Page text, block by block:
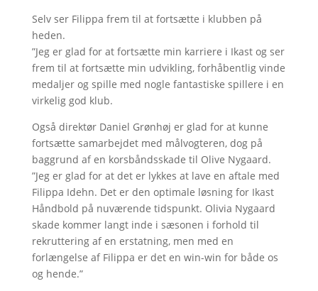
Selv ser Filippa frem til at fortsætte i klubben på
heden.
”Jeg er glad for at fortsætte min karriere i Ikast og ser
frem til at fortsætte min udvikling, forhåbentlig vinde
medaljer og spille med nogle fantastiske spillere i en
virkelig god klub.
Også direktør Daniel Grønhøj er glad for at kunne
fortsætte samarbejdet med målvogteren, dog på
baggrund af en korsbåndsskade til Olive Nygaard.
”Jeg er glad for at det er lykkes at lave en aftale med
Filippa Idehn. Det er den optimale løsning for Ikast
Håndbold på nuværende tidspunkt. Olivia Nygaard
skade kommer langt inde i sæsonen i forhold til
rekruttering af en erstatning, men med en
forlængelse af Filippa er det en win-win for både os
og hende.”